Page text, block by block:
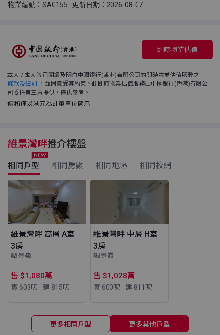
物業編號：SAG155 · 更新日期：2026-08-07
即時物業估值
本人 / 本人等已閱讀及明白中國銀行(香港)有限公司的即時物業估值服務之
條款及細則
，並同意受其約束。此即時物業估值服務由中國銀行(香港)有限公
司委托第三方提供，僅供參考。
價格僅以港元為計量單位顯示
維景灣畔推介樓盤
相同戶型 相同房數 相同地區 相同校網
維景灣畔 高層 A室
3房
調景嶺
售 $1,080萬
實 603呎 建 815呎
維景灣畔 中層 H室
3房
調景嶺
售 $1,028萬
實 600呎 建 811 呎
更多相同戶型 更多其他戶型